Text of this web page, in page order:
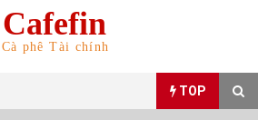
Cafefin
Cà phê Tài chính
TOP